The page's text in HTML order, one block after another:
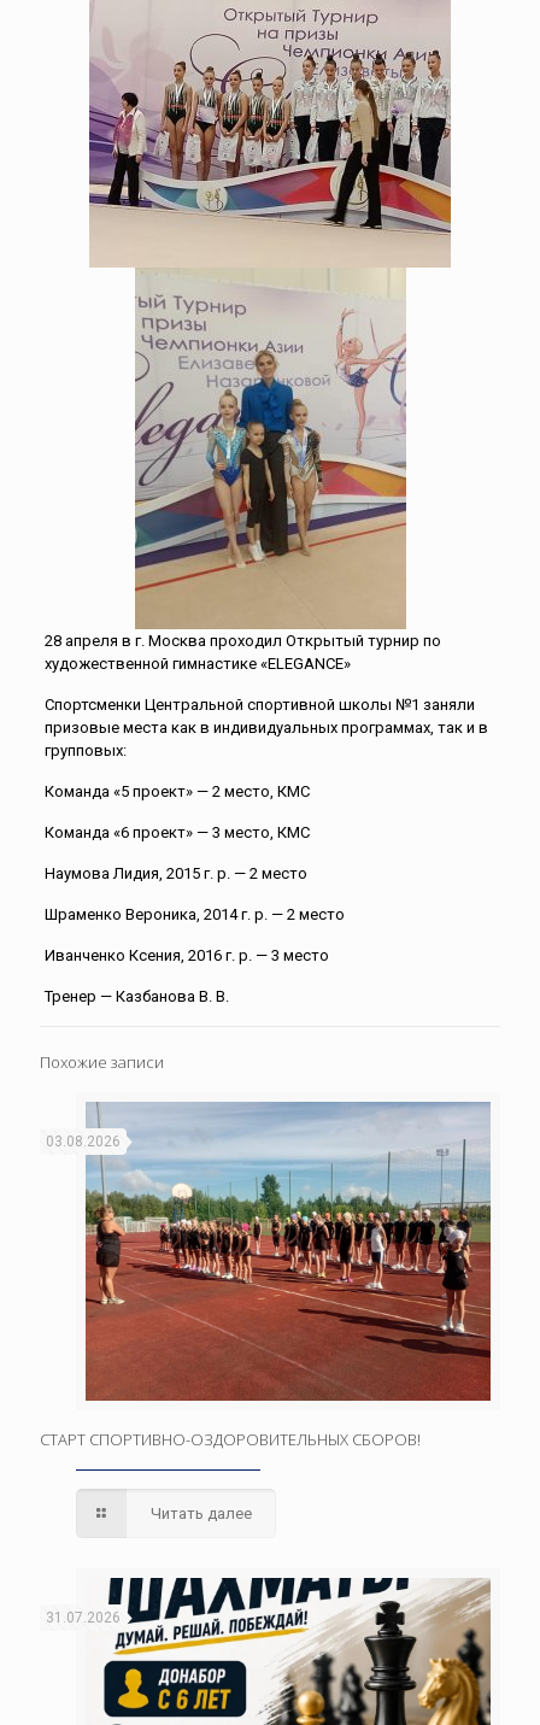
28 апреля в г. Москва проходил Открытый турнир по
художественной гимнастике «ELEGANCE»
Спортсменки Центральной спортивной школы №1 заняли
призовые места как в индивидуальных программах, так и в
групповых:
Команда «5 проект» — 2 место, КМС
Команда «6 проект» — 3 место, КМС
Наумова Лидия, 2015 г. р. — 2 место
Шраменко Вероника, 2014 г. р. — 2 место
Иванченко Ксения, 2016 г. р. — 3 место
Тренер — Казбанова В. В.
Похожие записи
03.08.2026
СТАРТ СПОРТИВНО-ОЗДОРОВИТЕЛЬНЫХ СБОРОВ!
Читать далее
31.07.2026